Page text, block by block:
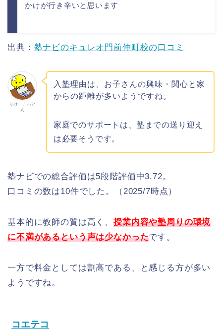
かけが行き辛いと思います
出典： 塾ナビのキュレオ門前仲町校の口コミ
りけーこっと
ん
入塾理由は、お子さんの興味・関心と家
からの距離が多いようですね。
家庭でのサポートは、塾までの送り迎え
は必要そうです。
塾ナビでの総合評価は5段階評価中3.72。
口コミの数は10件でした。（2025/7時点）
基本的に教師の質は高く、授業内容や塾周りの環境
に不満があるという声は少なかったです。
一方で料金としては割高である、と感じる方が多い
ようですね。
コエテコ